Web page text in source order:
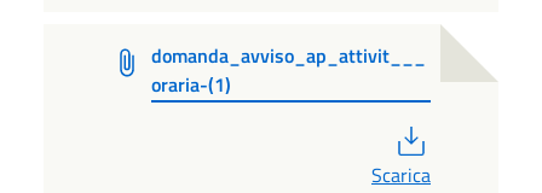
domanda_avviso_ap_attivit___
oraria-(1)
Scarica